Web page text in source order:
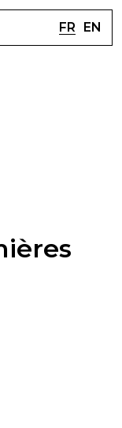
FR EN